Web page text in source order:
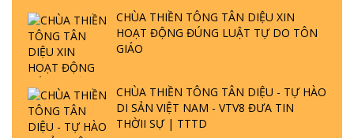
CHÙA THIỀN TÔNG TÂN DIỆU XIN
HOẠT ĐỘNG ĐÚNG LUẬT TỰ DO TÔN
GIÁO
CHÙA THIỀN TÔNG TÂN DIỆU - TỰ HÀO
DI SẢN VIỆT NAM - VTV8 ĐƯA TIN
THỜII SỰ | TTTD